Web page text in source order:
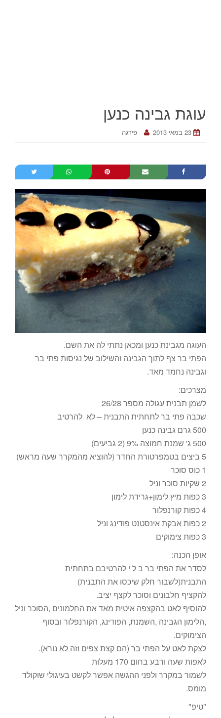
עוגת גבינה כנען
23 במאי 2013 פירגה
העוגה מגבינת כנען ומכאן נתתי לה את השם.
הפתי בר צף לתוך הגבינה והשילוב של נגיסות פתי בר
וגבינה נחמד מאד.
מצרכים:
לשמן תבנית עגולה מספר 26/28
שכבה פתי בר לתחתית התבנית – לא להרטיב
500 גרם גבינה כנען
500 ג' שמנת חמוצה 9% (2 גביעים)
5 ביצים בטמפרטורת החדר (להוציא מהמקרר שעה מראש)
1 כוס סוכר
2 שקיות סוכר וניל
3 כפות מיץ לימון+גרידת לימון
4 כפות קורנפלור
2 כפות אבקת אינסטנט פודינג וניל
3 כפות צימוקים
אופן הכנה:
לסדר את הפתי בר ב ל י להרטיבם בתחתית
התבנית(לשבור חלק שיכסו את התבנית)
להקציף חלבונים וסוכר לקצף יציב.
להוסיף לאט בהקצפה איטית מאד את החלמונים ,הסוכר וניל
,הלימון הגבינה ,השמנת, הפודינג, הקורנפלור ובסוף
הצימוקים.
לצקת לאט על הפתי בר (הם קצת צפים וזה לא נורא).
לאפות שעה ורבע בחום 170 מעלות
לשמור במקרר ולפני ההגשה אפשר לקשט בעיגולי שוקולד
מומס.
"טיפ"